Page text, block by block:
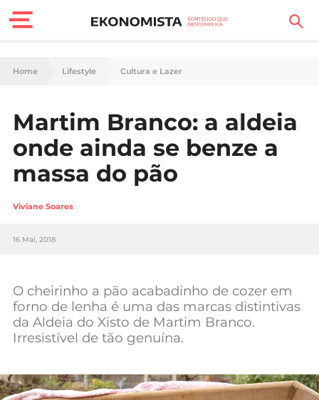
Finanças Pessoais
Carreira
Casa
Lifestyle
Sociedade
Negócios
Mundial 2026
Home Lifestyle Cultura e Lazer
Martim Branco: a aldeia
onde ainda se benze a
massa do pão
Viviane Soares
16 Mai, 2018
O cheirinho a pão acabadinho de cozer em
forno de lenha é uma das marcas distintivas
da Aldeia do Xisto de Martim Branco.
Irresistível de tão genuína.